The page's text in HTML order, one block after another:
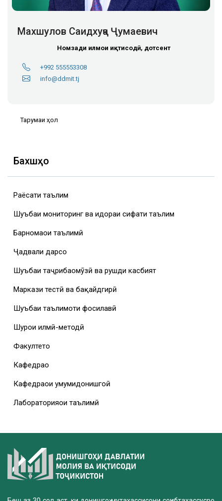
Махшулов Саидхуҷа Ҷумаевич
Номзади илмҳои иқтисодӣ, дотсент
+992 555553308
info@ddmit.tj
Тарҷумаи ҳол
Бахшҳо
Раёсати таълим
Шуъбаи мониторинг ва идораи сифати таълим
Барномаҳои таълимӣ
Ҷадвали дарсҳо
Шуъбаи таҷрибаомӯзӣ ва рушди касбият
Маркази тестӣ ва бақайдгирӣ
Шуъбаи таълимоти фосилавӣ
Шурои илмӣ-методӣ
Факултетҳо
Кафедраҳо
Кафедраҳои умумидонишгоҳӣ
Лабораторияҳои таълимӣ